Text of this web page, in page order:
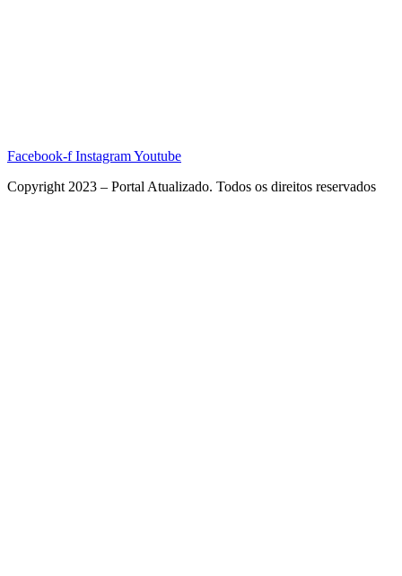
Facebook-f InstagramYoutube
Copyright 2023 – Portal Atualizado. Todos os direitos reservados